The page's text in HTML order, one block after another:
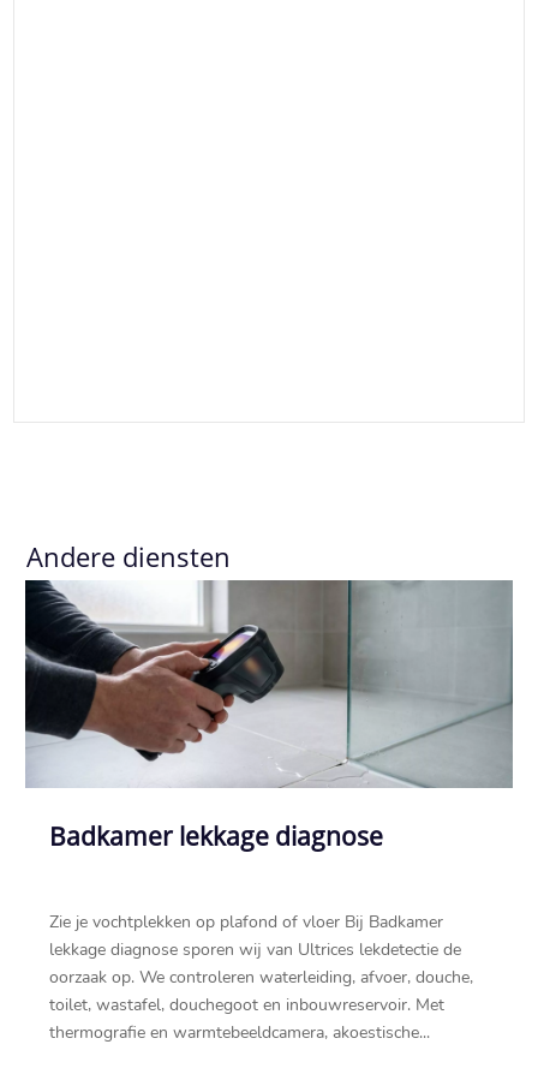
Andere diensten
Badkamer lekkage diagnose
Zie je vochtplekken op plafond of vloer Bij Badkamer
lekkage diagnose sporen wij van Ultrices lekdetectie de
oorzaak op.​ We controleren waterleiding, afvoer, douche,
toilet, wastafel, douchegoot en inbouwreservoir.​ Met
thermografie en warmtebeeldcamera, akoestische...